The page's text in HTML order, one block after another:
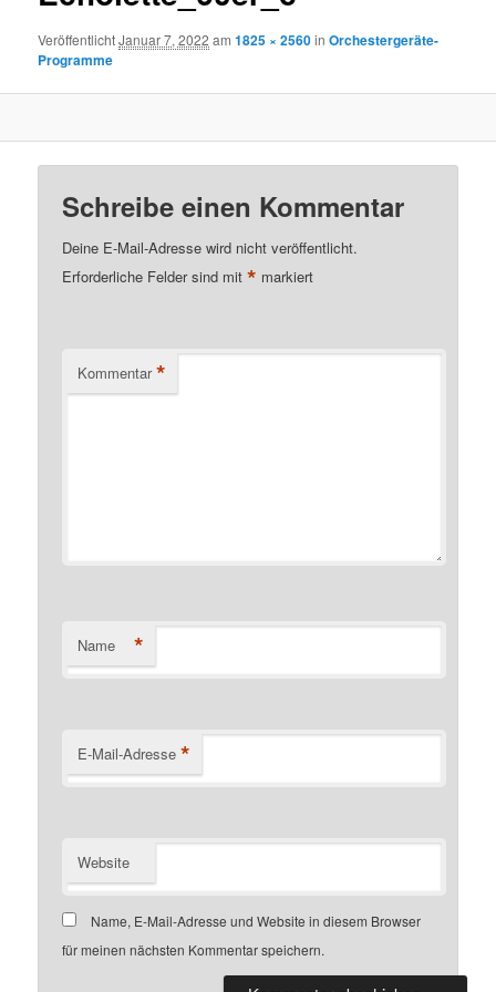
VeröffentlichtJanuar 7, 2022 am1825 × 2560inOrchestergeräte-
Programme
Schreibe einen Kommentar
Deine E-Mail-Adresse wird nicht veröffentlicht.
Erforderliche Felder sind mit* markiert
Kommentar *
Name *
E-Mail-Adresse *
Website
Name, E-Mail-Adresse und Website in diesem Browser
für meinen nächsten Kommentar speichern.